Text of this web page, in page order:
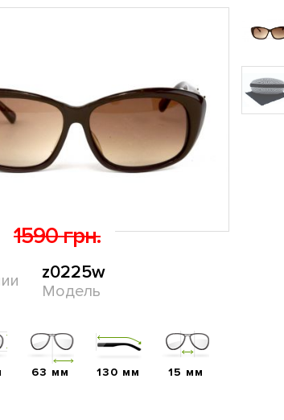
1590 грн.
z0225w
Модель
63 мм 130 мм 15 мм